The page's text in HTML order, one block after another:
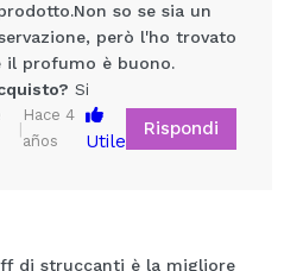
so se sia un
però l'ho trovato
il profumo è buono.
Si
|
Hace 4
años
Utile
Rispondi
di struccanti è la migliore